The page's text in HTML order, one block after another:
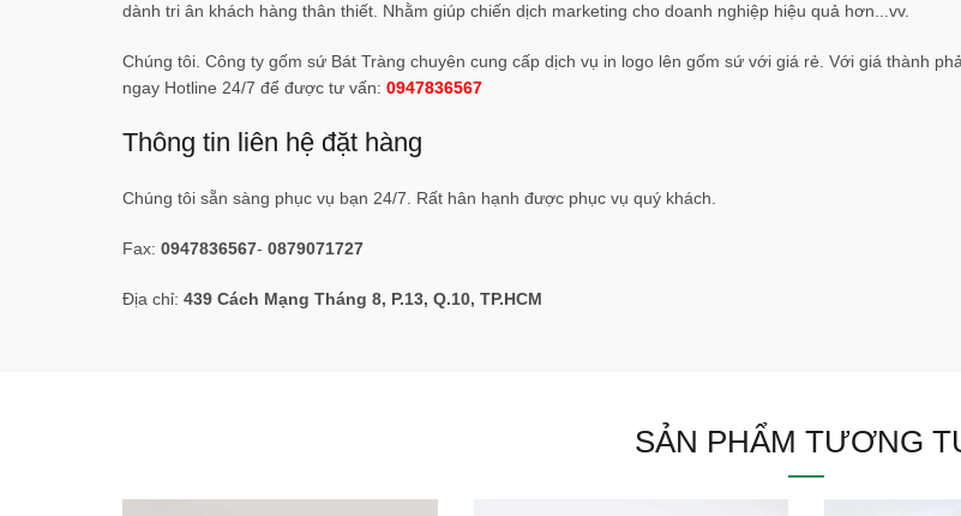
dành tri ân khách hàng thân thiết. Nhằm giúp chiến dịch marketing cho doanh nghiệp hiệu quả hơn...vv.
Chúng tôi. Công ty gốm sứ Bát Tràng chuyên cung cấp dịch vụ in logo lên gốm sứ với giá rẻ. Với giá thành
ngay Hotline 24/7 để được tư vấn: 0947836567
Thông tin liên hệ đặt hàng
Chúng tôi sẵn sàng phục vụ bạn 24/7. Rất hân hạnh được phục vụ quý khách.
Fax: 0947836567- 0879071727
Địa chỉ: 439 Cách Mạng Tháng 8, P.13, Q.10, TP.HCM
SẢN PHẨM TƯƠNG